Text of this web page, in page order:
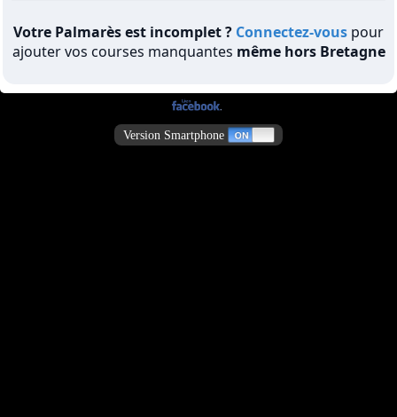
Votre Palmarès est incomplet ? Connectez-vous pour
ajouter vos courses manquantes même hors Bretagne
Version Smartphone